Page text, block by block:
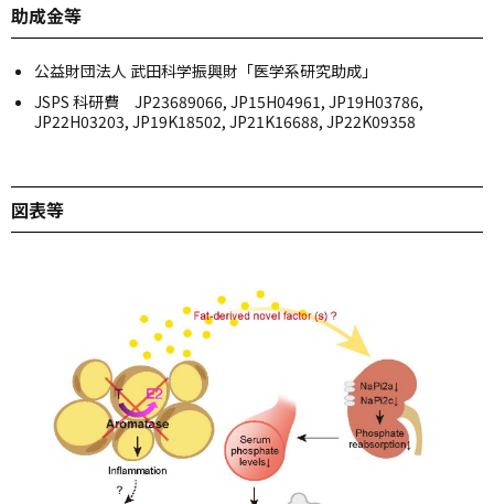
助成金等
公益財団法人 武田科学振興財「医学系研究助成」
JSPS 科研費 JP23689066, JP15H04961, JP19H03786,
JP22H03203, JP19K18502, JP21K16688, JP22K09358
図表等